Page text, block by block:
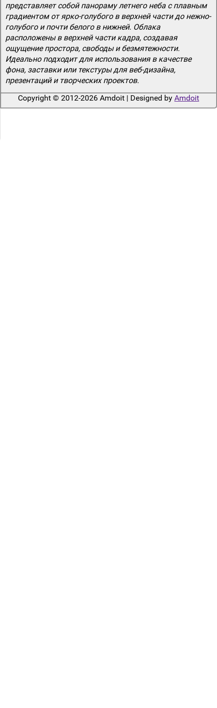
представляет собой панораму летнего неба с плавным
градиентом от ярко-голубого в верхней части до нежно-
голубого и почти белого в нижней. Облака
расположены в верхней части кадра, создавая
ощущение простора, свободы и безмятежности.
Идеально подходит для использования в качестве
фона, заставки или текстуры для веб-дизайна,
презентаций и творческих проектов.
Copyright © 2012-2026 Amdoit | Designed by Amdoit